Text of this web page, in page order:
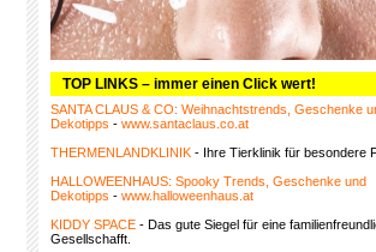
TOP LINKS – immer einen Click wert!
SANTA CLAUS & CO: Weihnachtstrends, Geschenke
Dekotipps - www.santaclaus.co.at
THERMENLANDKLINIK - Ihre Tierklinik für besondere
HALLOWEENHAUS: Spooky Trends, Geschenke und
Dekotipps - www.halloweenhaus.at
KIDDY SPACE - Das gute Siegel für eine
Gesellschafft.